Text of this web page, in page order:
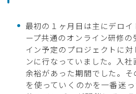
最初の１ヶ月目は主にデロイ
ープ共通のオンライン研修の
イン予定のプロジェクトに対
ンに行なっていました。入
余裕があった期間でした。そ
を使っていくのかを一番迷っ